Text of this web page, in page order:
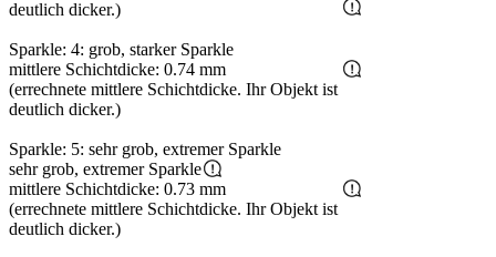
deutlich dicker.)
Sparkle: 4: grob, starker Sparkle
mittlere Schichtdicke: 0.74 mm
(errechnete mittlere Schichtdicke. Ihr Objekt ist
deutlich dicker.)
Sparkle: 5: sehr grob, extremer Sparkle
sehr grob, extremer Sparkle
mittlere Schichtdicke: 0.73 mm
(errechnete mittlere Schichtdicke. Ihr Objekt ist
deutlich dicker.)